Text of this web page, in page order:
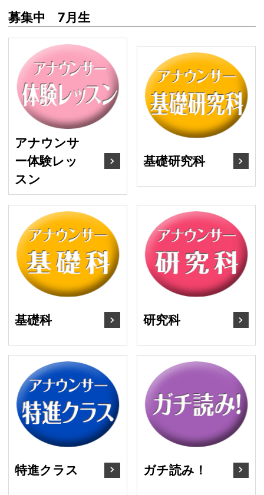
募集中 7月生
アナウンサー体験レッ
アナウンサ
ー体験レッ
スン
基礎研究科
基礎科 研究科
特進クラス
特進クラス ガチ読み！